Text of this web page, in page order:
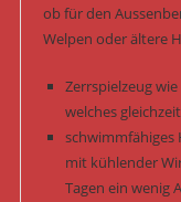
ob für den
Welpen oder ältere
Zerrspielzeug
welches
schwimmfähiges
mit kühlender
Tagen ein wenig